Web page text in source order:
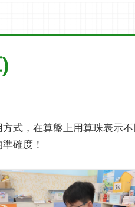
式，在算盤上用算珠表示
確度！